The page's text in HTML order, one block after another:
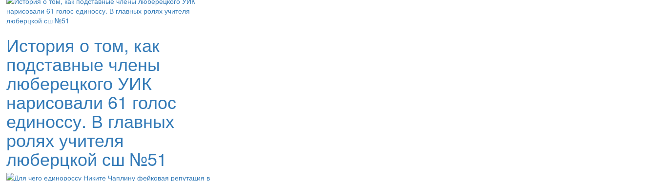
История о том, как
подставные члены
люберецкого УИК
нарисовали 61 голос
единоссу. В главных
ролях учителя
люберцкой сш №51